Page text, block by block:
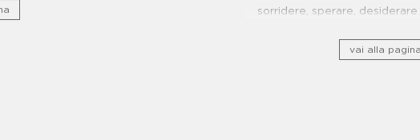
sorridere, sperare,
di usanze, cucina e
vai alla pagina